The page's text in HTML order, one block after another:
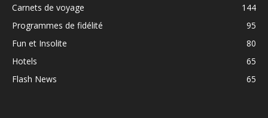
Carnets de voyage
144
Programmes de fidélité
95
Fun et Insolite
80
Hotels
65
Flash News
65